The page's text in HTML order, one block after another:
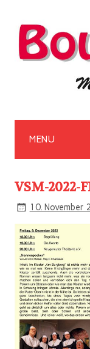
MENU
VSM-2022-
10. November